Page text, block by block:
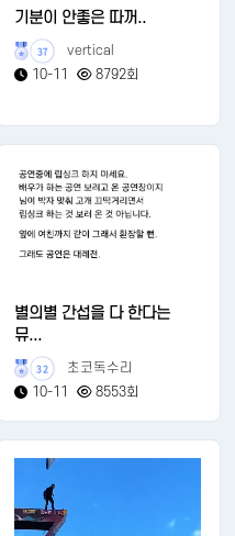
기분이 안좋은 따꺼..
37
vertical
10-11
8792회
별의별 간섭을 다 한다는
뮤...
32
초코독수리
10-11
8553회